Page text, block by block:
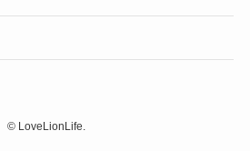
© LoveLionLife.